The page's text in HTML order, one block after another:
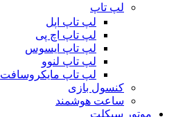
لپ تاپ
لپ تاپ اپل
لپ تاپ اچ پی
لپ تاپ ایسوس
لپ تاپ لنوو
لپ تاپ مایکروسافت
کنسول بازی
ساعت هوشمند
موتور سیکلت